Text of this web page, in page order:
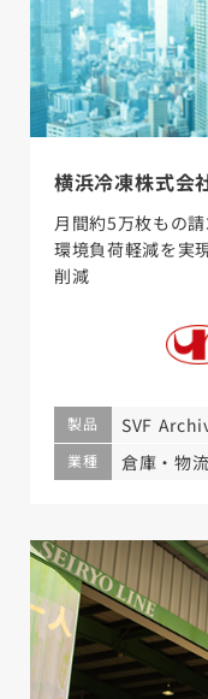
横浜冷凍株式会
月間約5万枚もの
環境負荷軽減を実
削減
製品 SVF
業種 倉庫・物流